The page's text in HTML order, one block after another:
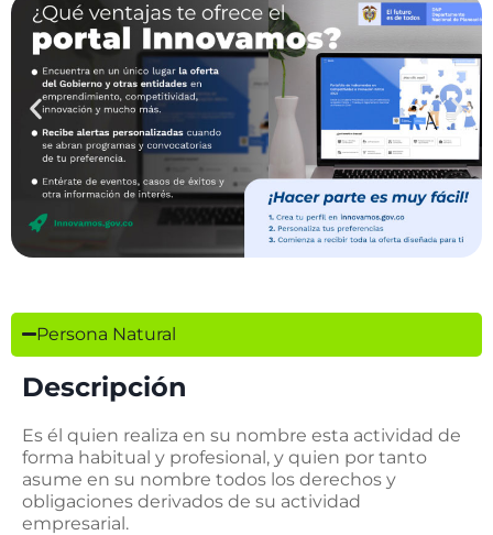
Persona Natural
Descripción
Es él quien realiza en su nombre esta actividad de
forma habitual y profesional, y quien por tanto
asume en su nombre todos los derechos y
obligaciones derivados de su actividad
empresarial.